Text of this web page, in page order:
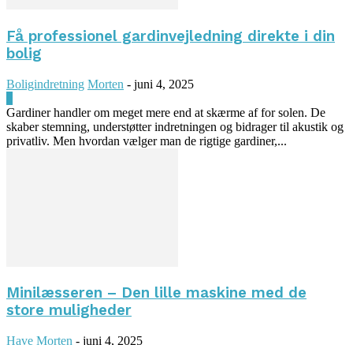
Få professionel gardinvejledning direkte i din
bolig
Boligindretning Morten - juni 4, 2025
Gardiner handler om meget mere end at skærme af for solen. De
skaber stemning, understøtter indretningen og bidrager til akustik og
privatliv. Men hvordan vælger man de rigtige gardiner,...
Minilæsseren – Den lille maskine med de
store muligheder
Have Morten - juni 4, 2025